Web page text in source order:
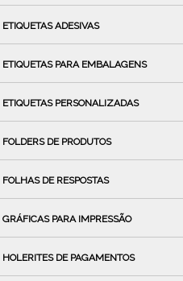
ETIQUETAS ADESIVAS
ETIQUETAS PARA EMBALAGENS
ETIQUETAS PERSONALIZADAS
FOLDERS DE PRODUTOS
FOLHAS DE RESPOSTAS
GRÁFICAS PARA IMPRESSÃO
HOLERITES DE PAGAMENTOS